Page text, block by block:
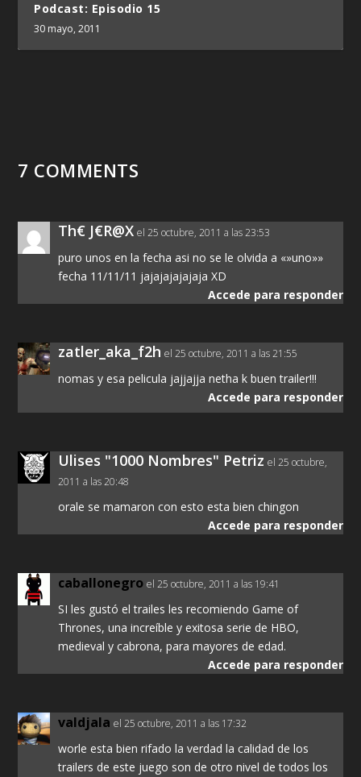
Podcast: Episodio 15
30 mayo, 2011
7 COMMENTS
Th€ J€R@X el 25 octubre, 2011 a las 23:53
puro unos en la fecha asi no se le olvida a «»uno»»
fecha 11/11/11 jajajajajajaja XD
Accede para responder
zatler_aka_f2h el 25 octubre, 2011 a las 21:55
nomas y esa pelicula jajjajja netha k buen trailer!!!
Accede para responder
Ulises "1000 Nombres" Petriz el 25 octubre,
2011 a las 20:48
orale se mamaron con esto esta bien chingon
Accede para responder
caballonegro el 25 octubre, 2011 a las 19:41
SI les gustó el trailes les recomiendo Game of
Thrones, una increíble y exitosa serie de HBO,
medieval y cabrona, para mayores de edad.
Accede para responder
valdjala el 25 octubre, 2011 a las 17:32
worle esta bien rifado la verdad la calidad de los
trailers de este juego son de otro nivel de todos los